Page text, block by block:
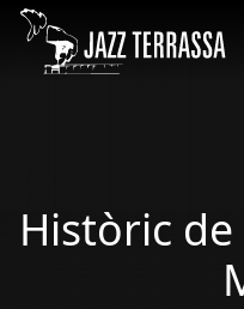
Vés al contingut
Històric